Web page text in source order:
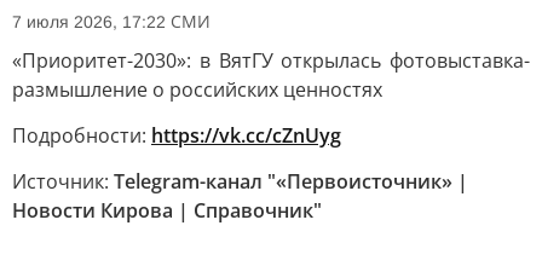
7 июля 2026, 17:22 СМИ
«Приоритет-2030»: в ВятГУ открылась фотовыставка-
размышление о российских ценностях
Подробности: https://vk.cc/cZnUyg
Источник: Telegram-канал "«Первоисточник» |
Новости Кирова | Справочник"